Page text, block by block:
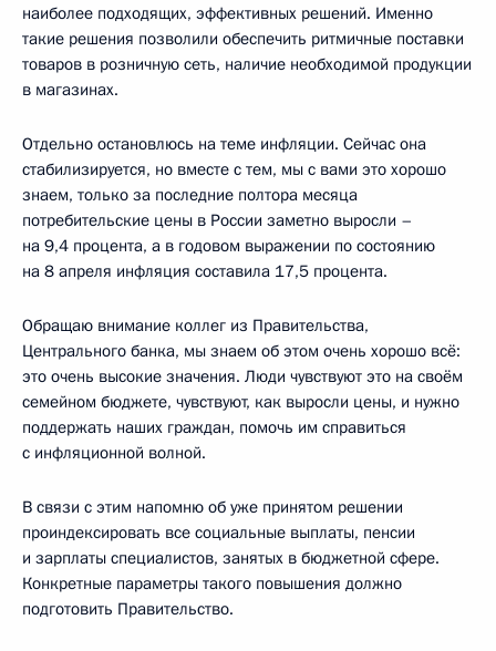
наиболее подходящих, эффективных решений. Именно
такие решения позволили обеспечить ритмичные поставки
товаров в розничную сеть, наличие необходимой продукции
в магазинах.
Отдельно остановлюсь на теме инфляции. Сейчас она
стабилизируется, но вместе с тем, мы с вами это хорошо
знаем, только за последние полтора месяца
потребительские цены в России заметно выросли –
на 9,4 процента, а в годовом выражении по состоянию
на 8 апреля инфляция составила 17,5 процента.
Обращаю внимание коллег из Правительства,
Центрального банка, мы знаем об этом очень хорошо всё:
это очень высокие значения. Люди чувствуют это на своём
семейном бюджете, чувствуют, как выросли цены, и нужно
поддержать наших граждан, помочь им справиться
с инфляционной волной.
В связи с этим напомню об уже принятом решении
проиндексировать все социальные выплаты, пенсии
и зарплаты специалистов, занятых в бюджетной сфере.
Конкретные параметры такого повышения должно
подготовить Правительство.